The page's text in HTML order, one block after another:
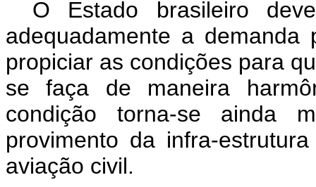
O Estado brasileiro
adequadamente a
propiciar as condições para
se faça de maneira
condição torna-se ainda
provimento da infra-
aviação civil.